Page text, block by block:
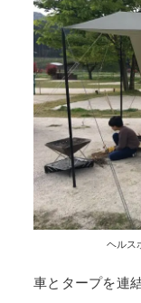
ヘルス
車とタープを連